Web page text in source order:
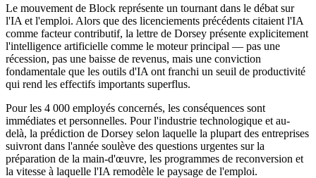
Le mouvement de Block représente un tournant dans le débat sur
l'IA et l'emploi. Alors que des licenciements précédents citaient l'IA
comme facteur contributif, la lettre de Dorsey présente explicitement
l'intelligence artificielle comme le moteur principal — pas une
récession, pas une baisse de revenus, mais une conviction
fondamentale que les outils d'IA ont franchi un seuil de productivité
qui rend les effectifs importants superflus.
Pour les 4 000 employés concernés, les conséquences sont
immédiates et personnelles. Pour l'industrie technologique et au-
delà, la prédiction de Dorsey selon laquelle la plupart des entreprises
suivront dans l'année soulève des questions urgentes sur la
préparation de la main-d'œuvre, les programmes de reconversion et
la vitesse à laquelle l'IA remodèle le paysage de l'emploi.